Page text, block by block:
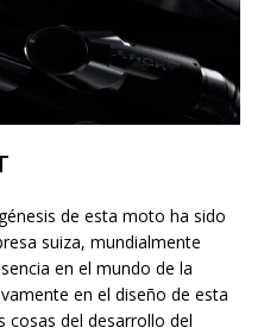
de esta moto ha sido
suiza, mundialmente
en el mundo de la
en el diseño de esta
cosas del desarrollo del